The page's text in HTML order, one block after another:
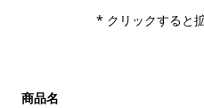
* クリックすると
商品名